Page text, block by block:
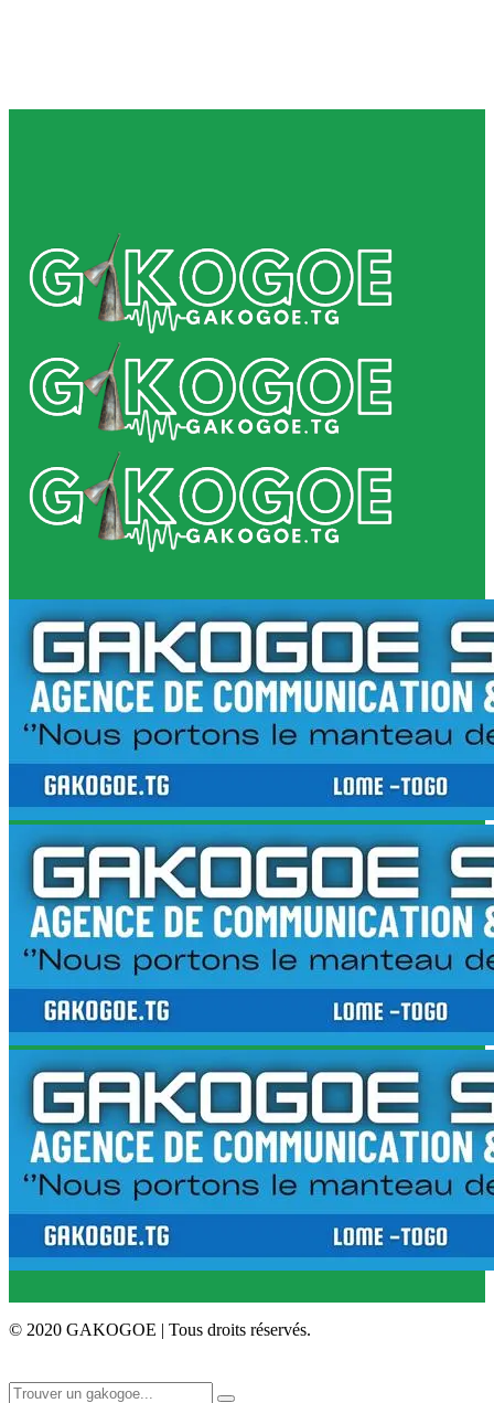
© 2020 GAKOGOE | Tous droits réservés.